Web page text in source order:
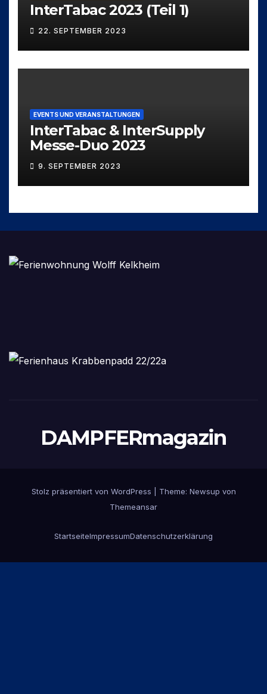
InterTabac 2023 (Teil 1)
22. SEPTEMBER 2023
EVENTS UND VERANSTALTUNGEN
InterTabac & InterSupply
Messe-Duo 2023
9. SEPTEMBER 2023
DAMPFERmagazin
Stolz präsentiert von WordPress Theme: Newsup von
Themeansar
StartseiteImpressumDatenschutzerklärung